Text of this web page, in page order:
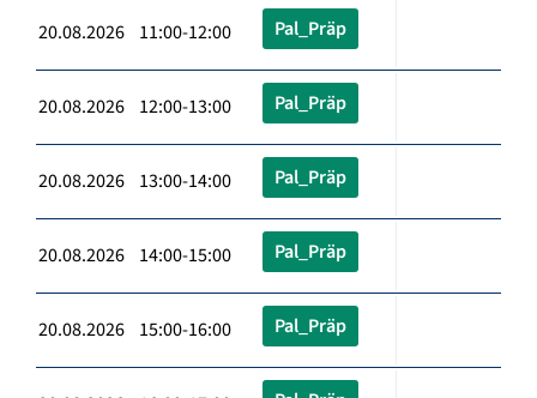
20.08.2026 11:00-12:00 Pal_Präp
20.08.2026 12:00-13:00 Pal_Präp
20.08.2026 13:00-14:00 Pal_Präp
20.08.2026 14:00-15:00 Pal_Präp
20.08.2026 15:00-16:00 Pal_Präp